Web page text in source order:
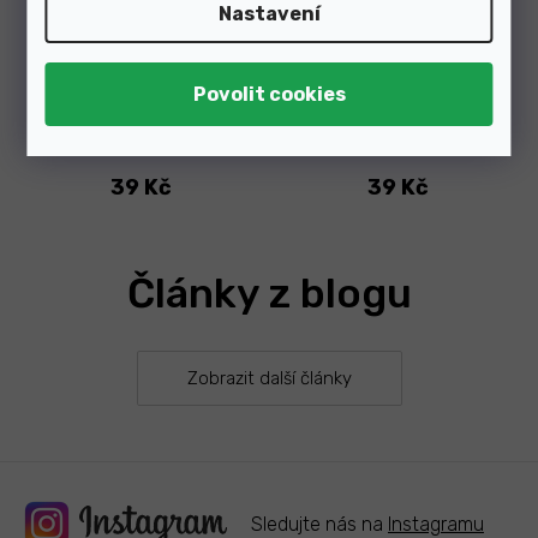
Nastavení
39 Kč 39 Kč
Články z blogu
Zobrazit další články
Sledujte nás na Instagramu